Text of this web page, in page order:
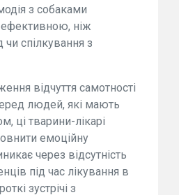
з собаками
ніж
спілкування з
відчуття самотності
людей, які мають
ці тварини-лікарі
емоційну
через відсутність
під час лікування в
зустрічі з